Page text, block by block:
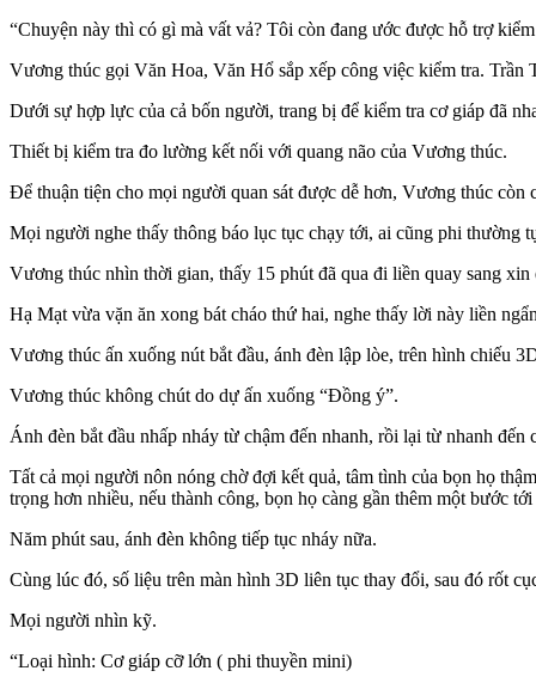
“Chuyện này thì có gì mà vất vả? Tôi còn đang ước được hỗ trợ
Vương thúc gọi Văn Hoa, Văn Hổ sắp xếp công việc kiểm tra. Trần
Dưới sự hợp lực của cả bốn người, trang bị để kiểm tra cơ giáp đã
Thiết bị kiểm tra đo lường kết nối với quang não của Vương thúc.
Để thuận tiện cho mọi người quan sát được dễ hơn, Vương thúc
Mọi người nghe thấy thông báo lục tục chạy tới, ai cũng phi thường
Vương thúc nhìn thời gian, thấy 15 phút đã qua đi liền quay sang
Hạ Mạt vừa vặn ăn xong bát cháo thứ hai, nghe thấy lời này liền
Vương thúc ấn xuống nút bắt đầu, ánh đèn lập lòe, trên hình chiếu
Vương thúc không chút do dự ấn xuống “Đồng ý”.
Ánh đèn bắt đầu nhấp nháy từ chậm đến nhanh, rồi lại từ nhanh đến
Tất cả mọi người nôn nóng chờ đợi kết quả, tâm tình của bọn họ
trọng hơn nhiều, nếu thành công, bọn họ càng gần thêm một bước
Năm phút sau, ánh đèn không tiếp tục nháy nữa.
Cùng lúc đó, số liệu trên màn hình 3D liên tục thay đổi, sau đó rốt
Mọi người nhìn kỹ.
“Loại hình: Cơ giáp cỡ lớn ( phi thuyền mini)